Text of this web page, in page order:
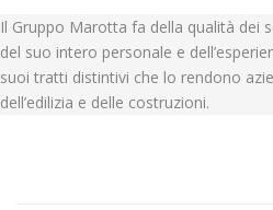
Il Gruppo Marotta fa della qualità dei
del suo intero personale e
suoi tratti distintivi che lo rendono
dell’edilizia e delle costruzioni.